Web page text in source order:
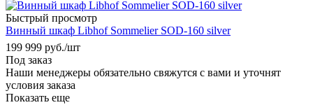
Быстрый просмотр
Винный шкаф Libhof Sommelier SOD-160 silver
199 999 руб./шт
Под заказ
Наши менеджеры обязательно свяжутся с вами и уточнят
условия заказа
Показать еще